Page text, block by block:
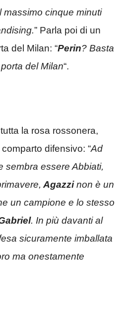
massimo cinque minuti
” Parla poi di un
del Milan: “Perin? Basta
del Milan“.
la rosa rossonera,
difensivo: “Ad
sembra essere Abbiati,
Agazzinon è un
un campione e lo stesso
. In più davanti al
sicuramente imballata
ma onestamente